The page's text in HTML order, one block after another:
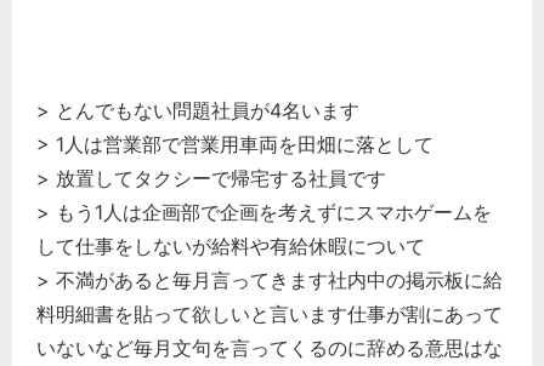
> とんでもない問題社員が4名います
> 1人は営業部で営業用車両を田畑に落として
> 放置してタクシーで帰宅する社員です
> もう1人は企画部で企画を考えずにスマホゲームを
して仕事をしないが給料や有給休暇について
> 不満があると毎月言ってきます社内中の掲示板に給
料明細書を貼って欲しいと言います仕事が割にあって
いないなど毎月文句を言ってくるのに辞める意思はな